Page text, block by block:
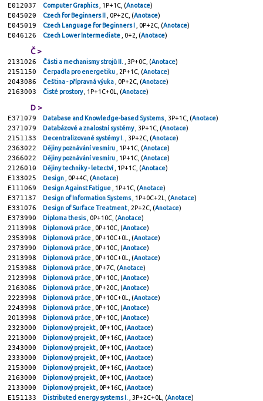
E012037 Computer Graphics , 1P+1C, (Anotace)
E045020 Czech for Beginners II , 0P+2C, (Anotace)
E045019 Czech Language for Beginners I , 0P+2C, (Anotace)
E046126 Czech Lower Intermediate , 0+2, (Anotace)
Č >
2131026 Části a mechanismy strojů II. , 3P+0C, (Anotace)
2151150 Čerpadla pro energetiku , 2P+1C, (Anotace)
2043086 Čeština - přípravná výuka , 0P+2C, (Anotace)
2163003 Čisté prostory , 1P+1C+0L, (Anotace)
D >
E371079 Database and Knowledge-based Systems , 3P+1C, (Anotace)
2371079 Databázové a znalostní systémy , 3P+1C, (Anotace)
2151133 Decentralizované systémy I. , 3P+2C, (Anotace)
2363022 Dějiny poznávání vesmíru , 1P+1C, (Anotace)
2366022 Dějiny poznávání vesmíru , 1P+1C, (Anotace)
2126010 Dějiny techniky - letectví , 1P+1C, (Anotace)
E133025 Design , 0P+4C, (Anotace)
E111069 Design Against Fatigue , 1P+1C, (Anotace)
E371137 Design of Information Systems , 1P+0C+2L, (Anotace)
E331076 Design of Surface Treatment , 2P+2C, (Anotace)
E373990 Diploma thesis , 0P+10C, (Anotace)
2113998 Diplomová práce , 0P+10C, (Anotace)
2353998 Diplomová práce , 0P+10C+0L, (Anotace)
2373990 Diplomová práce , 0P+10C, (Anotace)
2313998 Diplomová práce , 0P+10C+0L, (Anotace)
2153988 Diplomová práce , 0P+7C, (Anotace)
2123998 Diplomová práce , 0P+10C, (Anotace)
2163086 Diplomová práce , 0P+20C, (Anotace)
2223998 Diplomová práce , 0P+10C+0L, (Anotace)
2243998 Diplomová práce , 0P+10C, (Anotace)
2013998 Diplomová práce , 0P+10C, (Anotace)
2323000 Diplomový projekt , 0P+10C, (Anotace)
2213000 Diplomový projekt , 0P+16C, (Anotace)
2343000 Diplomový projekt , 0P+10C, (Anotace)
2333000 Diplomový projekt , 0P+10C, (Anotace)
2153000 Diplomový projekt , 0P+16C, (Anotace)
2163000 Diplomový projekt , 0P+10C, (Anotace)
2133000 Diplomový projekt , 0P+16C, (Anotace)
E151133 Distributed energy systems I. , 3P+2C+0L, (Anotace)